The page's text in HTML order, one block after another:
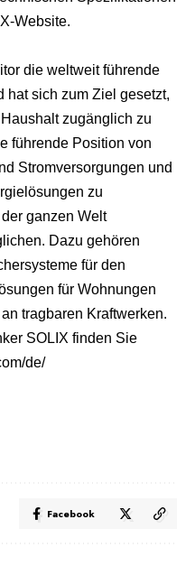
Website.
die weltweit führende
hat sich zum Ziel gesetzt,
zugänglich zu
führende Position von
Stromversorgungen und
zu
ganzen Welt
Dazu gehören
für den
für Wohnungen
tragbaren Kraftwerken.
SOLIX finden Sie
de/
Facebook